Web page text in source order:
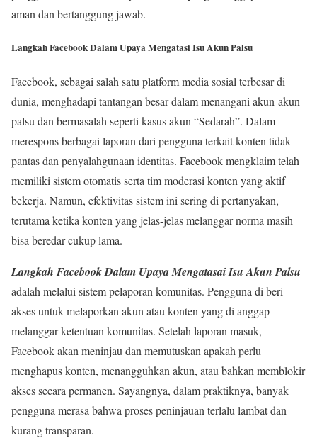
aman dan bertanggung jawab.
Langkah Facebook Dalam Upaya Mengatasi Isu Akun Palsu
Facebook, sebagai salah satu platform media sosial terbesar di
dunia, menghadapi tantangan besar dalam menangani akun-akun
palsu dan bermasalah seperti kasus akun “Sedarah”. Dalam
merespons berbagai laporan dari pengguna terkait konten tidak
pantas dan penyalahgunaan identitas. Facebook mengklaim telah
memiliki sistem otomatis serta tim moderasi konten yang aktif
bekerja. Namun, efektivitas sistem ini sering di pertanyakan,
terutama ketika konten yang jelas-jelas melanggar norma masih
bisa beredar cukup lama.
Langkah Facebook Dalam Upaya Mengatasai Isu Akun Palsu
adalah melalui sistem pelaporan komunitas. Pengguna di beri
akses untuk melaporkan akun atau konten yang di anggap
melanggar ketentuan komunitas. Setelah laporan masuk,
Facebook akan meninjau dan memutuskan apakah perlu
menghapus konten, menangguhkan akun, atau bahkan memblokir
akses secara permanen. Sayangnya, dalam praktiknya, banyak
pengguna merasa bahwa proses peninjauan terlalu lambat dan
kurang transparan.